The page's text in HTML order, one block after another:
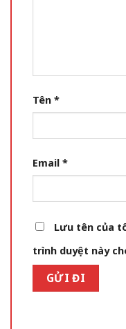
Tên *
Email *
Lưu tên của
trình duyệt này